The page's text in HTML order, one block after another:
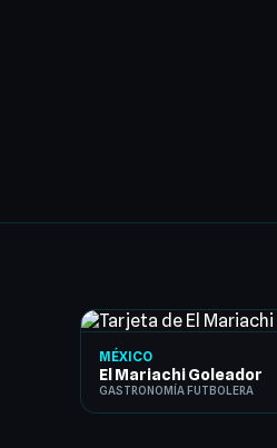
MÉXICO
El Mariachi Goleador
GASTRONOMÍA FUTBOLERA